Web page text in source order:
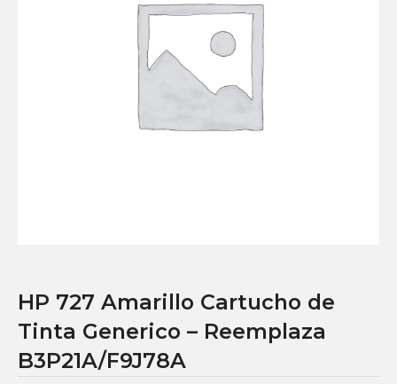
HP 727 Amarillo Cartucho de
Tinta Generico – Reemplaza
B3P21A/F9J78A